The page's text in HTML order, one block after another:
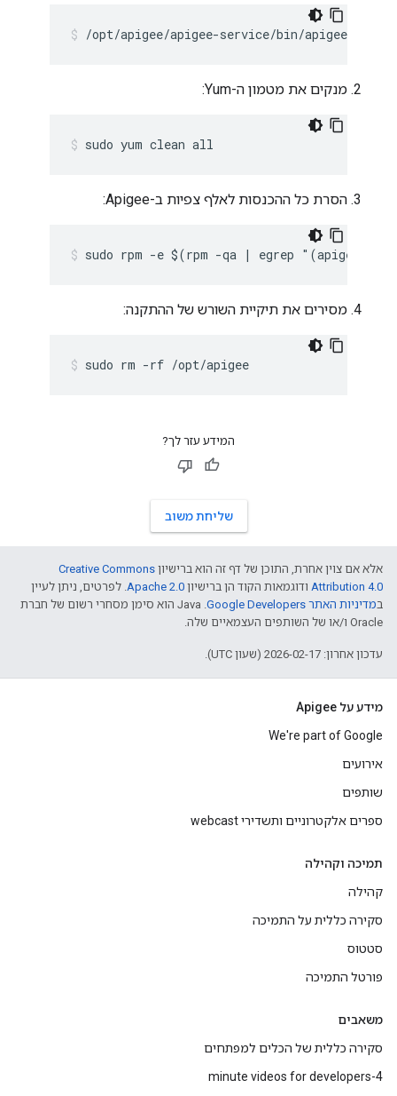
/opt/apigee/apigee-service/bin/apigee-all
מנקים את מטמון ה-Yum:
sudo yum clean all
הסרת כל ההכנסות לאלף צפיות ב-Apigee:
sudo rpm -e $(rpm -qa | egrep "(apigee-
מסירים את תיקיית השורש של ההתקנה:
sudo rm -rf /opt/apigee
המידע עזר לך?
שליחת משוב
אלא אם צוין אחרת, התוכן של דף זה הוא ברישיון Creative Commons
Attribution 4.0 ודוגמאות הקוד הן ברישיון Apache 2.0. לפרטים, ניתן לעיין
במדיניות האתר Google Developers‏
.‏ Java הוא סימן מסחרי רשום של חברת
Oracle ו/או של השותפים העצמאיים שלה.
עדכון אחרון: 2026-02-17 (שעון UTC).
מידע על Apigee
We're part of Google
אירועים
שותפים
ספרים אלקטרוניים ותשדירי webcast
תמיכה וקהילה
קהילה
סקירה כללית על התמיכה
סטטוס
פורטל התמיכה
משאבים
סקירה כללית של הכלים למפתחים
4-minute videos for developers